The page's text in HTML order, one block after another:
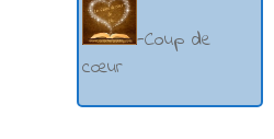
-Coup de
cœur